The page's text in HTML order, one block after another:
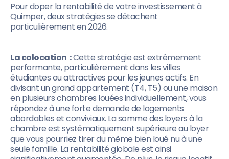
Pour doper la rentabilité de votre investissement à
Quimper, deux stratégies se détachent
particulièrement en 2026.
La colocation :Cette stratégie est extrêmement
performante, particulièrement dans les villes
étudiantes ou attractives pour les jeunes actifs. En
divisant un grand appartement (T4, T5) ou une maison
en plusieurs chambres louées individuellement, vous
répondez à une forte demande de logements
abordables et conviviaux. La somme des loyers à la
chambre est systématiquement supérieure au loyer
que vous pourriez tirer du même bien loué nu à une
seule famille. La rentabilité globale est ainsi